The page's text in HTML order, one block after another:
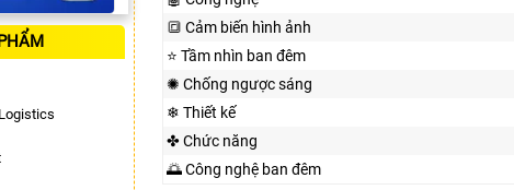
🔳 Cảm biến hình ảnh
⭐ Tầm nhìn ban đêm
✺ Chống ngược sáng
❄ Thiết kế
✤ Chức năng
🌅 Công nghệ ban đêm